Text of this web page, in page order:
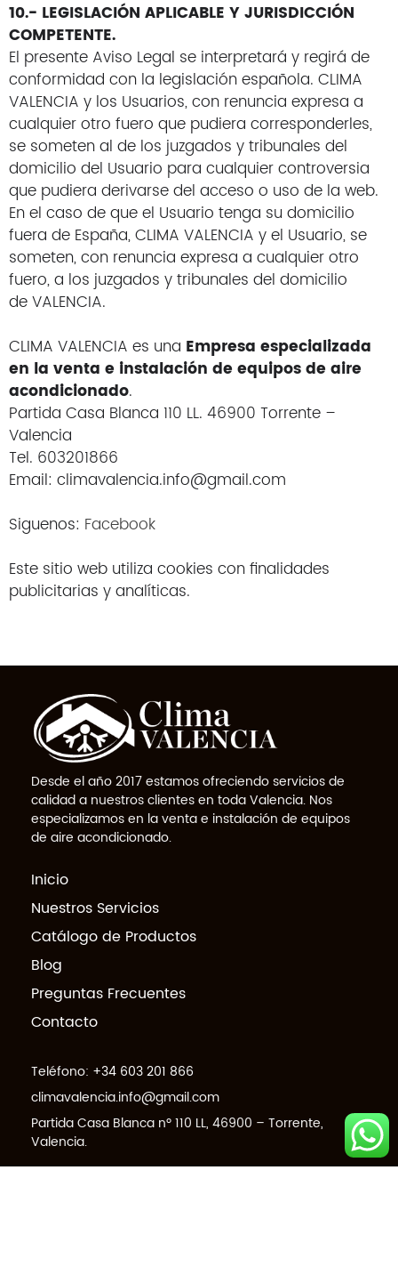
10.- LEGISLACIÓN APLICABLE Y JURISDICCIÓN
COMPETENTE.
El presente Aviso Legal se interpretará y regirá de
conformidad con la legislación española. CLIMA
VALENCIA y los Usuarios, con renuncia expresa a
cualquier otro fuero que pudiera corresponderles,
se someten al de los juzgados y tribunales del
domicilio del Usuario para cualquier controversia
que pudiera derivarse del acceso o uso de la web.
En el caso de que el Usuario tenga su domicilio
fuera de España, CLIMA VALENCIA y el Usuario, se
someten, con renuncia expresa a cualquier otro
fuero, a los juzgados y tribunales del domicilio
de VALENCIA.
CLIMA VALENCIA es una Empresa especializada
en la venta e instalación de equipos de aire
acondicionado.
Partida Casa Blanca 110 LL. 46900 Torrente –
Valencia
Tel. 603201866
Email: climavalencia.info@gmail.com
Siguenos: Facebook
Este sitio web utiliza cookies con finalidades
publicitarias y analíticas.
Desde el año 2017 estamos ofreciendo servicios de
calidad a nuestros clientes en toda Valencia. Nos
especializamos en la venta e instalación de equipos
de aire acondicionado.
Inicio
Nuestros Servicios
Catálogo de Productos
Blog
Preguntas Frecuentes
Contacto
Teléfono: +34 603 201 866
climavalencia.info@gmail.com
Partida Casa Blanca nº 110 LL, 46900 – Torrente,
Valencia.